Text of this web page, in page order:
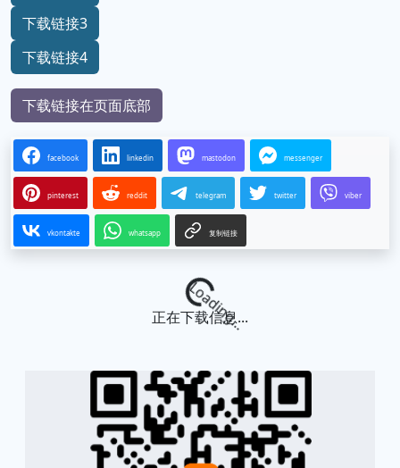
下载链接3
下载链接4
下载链接在页面底部
facebook linkedin mastodon messenger
pinterest reddit telegram twitter viber
vkontakte whatsapp 复制链接
Loading...
正在下载信息...